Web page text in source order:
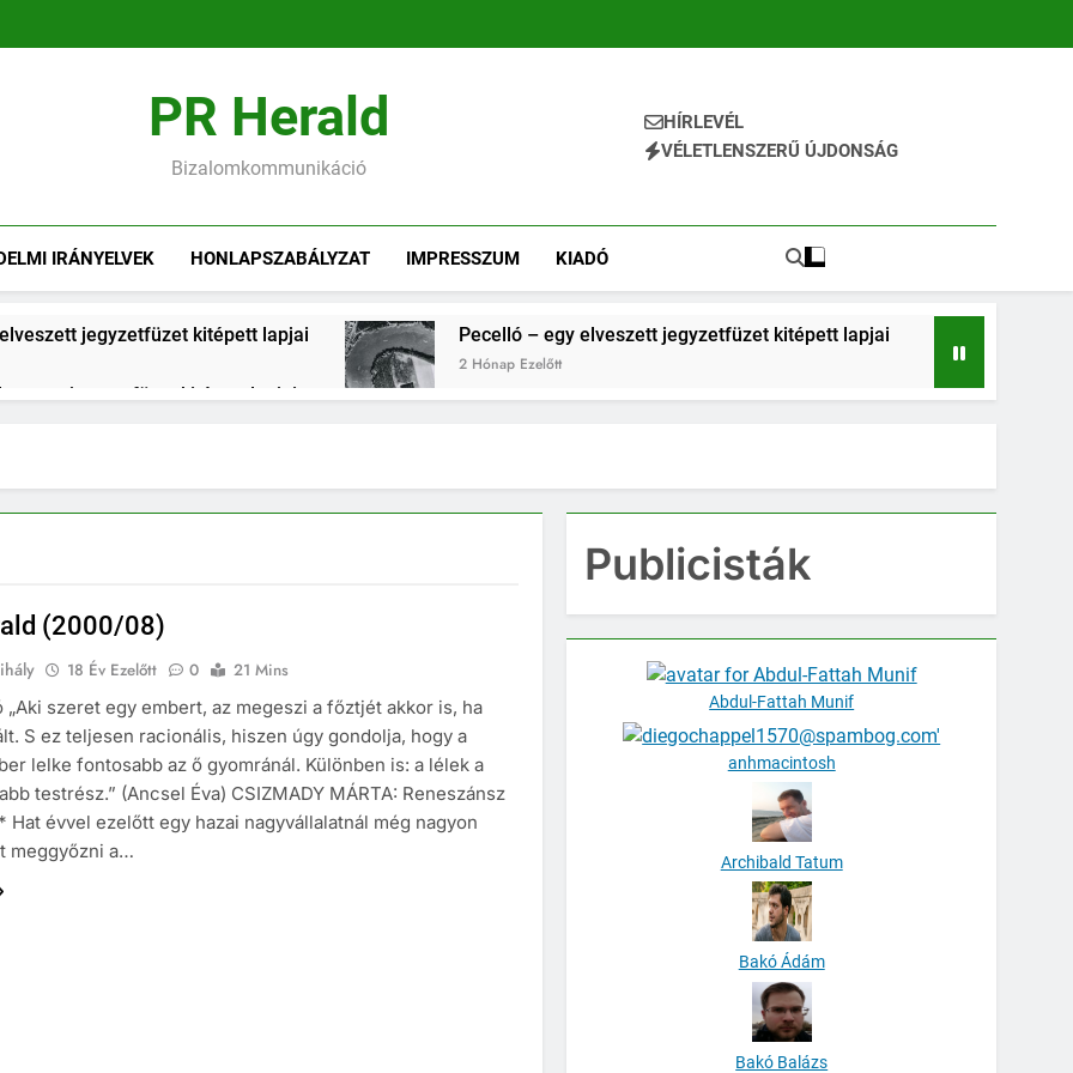
PR Herald
Bizalomkommunikáció
HÍRLEVÉL
VÉLETLENSZERŰ ÚJDONSÁG
IRÁNYELVEK HONLAPSZABÁLYZAT IMPRESSZUM KIADÓ
jegyzetfüzet kitépett lapjai Pecelló – egy elveszett jegyzetfüzet kitépett lapjai
2 Hónap Ezelőtt
jegyzetfüzet kitépett lapjai
– egy elveszett jegyzetfüzet kitépett lapjai
– egy elveszett jegyzetfüzet kitépett lapjai
elveszett jegyzetfüzet kitépett lapjai
SZÖGEDI PAPUCSBAN
(2000/08)
18 Év Ezelőtt 0
21 Mins
„Aki szeret egy embert, az megeszi a főztjét akkor is, ha
S ez teljesen racionális, hiszen úgy gondolja, hogy a
lelke fontosabb az ő gyomránál. Különben is: a lélek a
testrész.” (Ancsel Éva) CSIZMADY MÁRTA: Reneszánsz
Hat évvel ezelőtt egy hazai nagyvállalatnál még nagyon
meggyőzni a…
Publicisták
Abdul-Fattah Munif
anhmacintosh
Archibald Tatum
Bakó Ádám
Bakó Balázs